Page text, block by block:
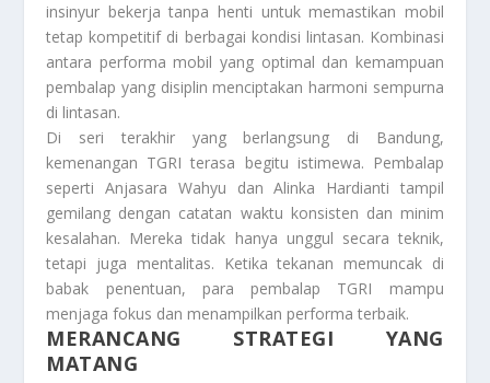
insinyur bekerja tanpa henti untuk memastikan mobil
tetap kompetitif di berbagai kondisi lintasan. Kombinasi
antara performa mobil yang optimal dan kemampuan
pembalap yang disiplin menciptakan harmoni sempurna
di lintasan.
Di seri terakhir yang berlangsung di Bandung,
kemenangan TGRI terasa begitu istimewa. Pembalap
seperti Anjasara Wahyu dan Alinka Hardianti tampil
gemilang dengan catatan waktu konsisten dan minim
kesalahan. Mereka tidak hanya unggul secara teknik,
tetapi juga mentalitas. Ketika tekanan memuncak di
babak penentuan, para pembalap TGRI mampu
menjaga fokus dan menampilkan performa terbaik.
MERANCANG STRATEGI YANG
MATANG